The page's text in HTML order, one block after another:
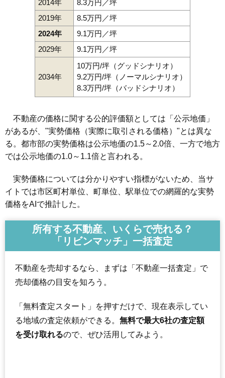
2014年
8.3万円／坪
2019年
8.5万円／坪
2024年
9.1万円／坪
2029年
9.1万円／坪
2034年
10万円/坪（グッドシナリオ）
9.2万円/坪（ノーマルシナリオ）
8.3万円/坪（バッドシナリオ）
不動産の価格に関する公的評価額としては「公示地価」
があるが、"実勢価格（実際に取引される価格）"とは異な
る。都市部の実勢価格は公示地価の1.5～2.0倍、一方で地方
では公示地価の1.0～1.1倍と言われる。
実勢価格については分かりやすい指標がないため、当サ
イトでは市区町村単位、町単位、駅単位での網羅的な実勢
価格をAIで推計した。
所有する不動産、いくらで売れる？
「リビンマッチ」一括査定
不動産を売却するなら、まずは「不動産一括査定」で
売却価格の目安を知ろう。
「無料査定スタート」を押すだけで、現在表示してい
る地域の査定依頼ができる。 無料で最大6社の査定額
を受け取れるので、ぜひ活用してみよう。